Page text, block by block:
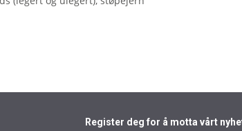
Register deg for å motta vårt